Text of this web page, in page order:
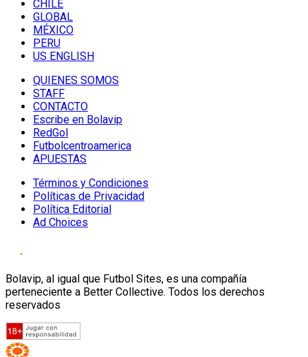
CHILE
GLOBAL
MÉXICO
PERU
US ENGLISH
QUIENES SOMOS
STAFF
CONTACTO
Escribe en Bolavip
RedGol
Futbolcentroamerica
APUESTAS
Términos y Condiciones
Políticas de Privacidad
Política Editorial
Ad Choices
Bolavip, al igual que Futbol Sites, es una compañía
perteneciente a Better Collective. Todos los derechos
reservados